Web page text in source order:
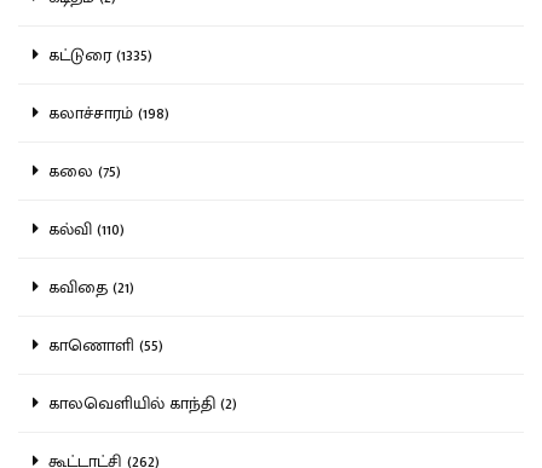
கட்டுரை (1335)
கலாச்சாரம் (198)
கலை (75)
கல்வி (110)
கவிதை (21)
காணொளி (55)
காலவெளியில் காந்தி (2)
கூட்டாட்சி (262)